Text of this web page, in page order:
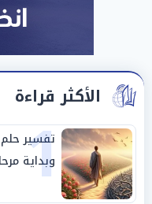
الأكثر قراءة
1
تفسير حلم
وبداية